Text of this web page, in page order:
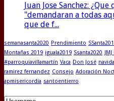
Juan Jose Sanchez:
"demandaran a todas
que de f...
semanasanta2020 Prendimiento
Montañas 2019 iguala2019 Ssanta2020
#parroquiavillamartín Vaca Don José
ramirez fernandez Consejo Adoración
apmisericordia santoentierro